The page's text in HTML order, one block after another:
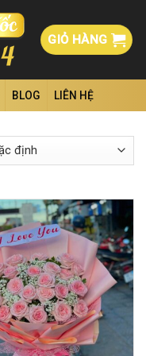
GIỎ HÀNG
BLOG LIÊN HỆ